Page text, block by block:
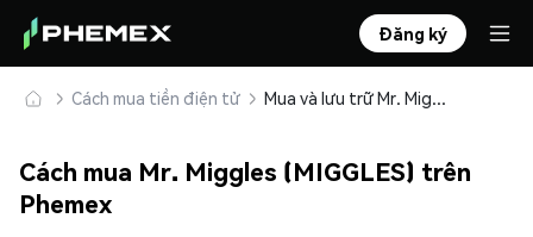
Đăng ký
Cách mua tiền điện tử Mua và lưu trữ Mr. Miggles (MIGGLES) an toàn
Cách mua Mr. Miggles (MIGGLES) trên
Phemex